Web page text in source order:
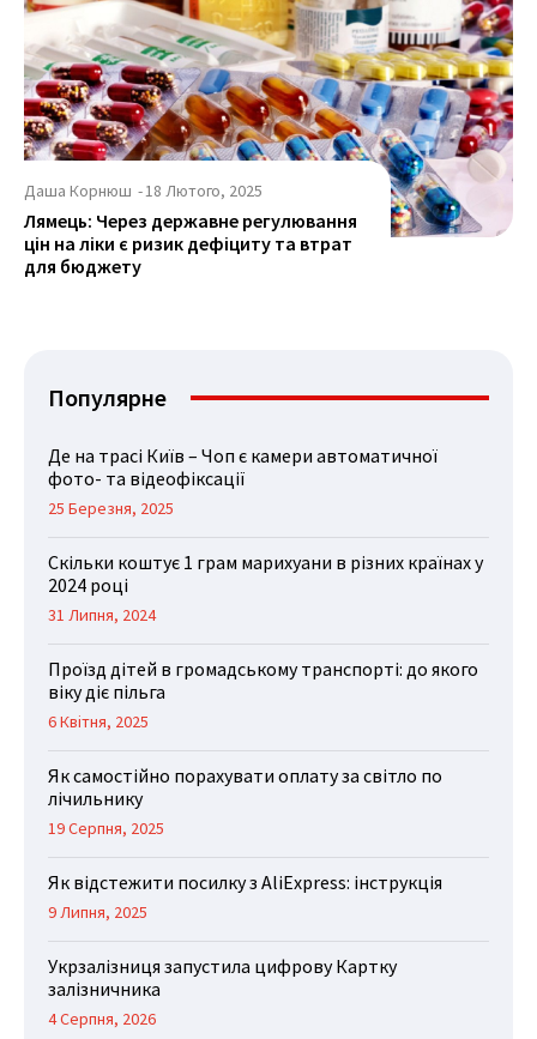
Даша Корнюш -18 Лютого, 2025
Лямець: Через державне регулювання
цін на ліки є ризик дефіциту та втрат
для бюджету
Популярне
Де на трасі Київ – Чоп є камери автоматичної
фото- та відеофіксації
25 Березня, 2025
Скільки коштує 1 грам марихуани в різних країнах у
2024 році
31 Липня, 2024
Проїзд дітей в громадському транспорті: до якого
віку діє пільга
6 Квітня, 2025
Як самостійно порахувати оплату за світло по
лічильнику
19 Серпня, 2025
Як відстежити посилку з AliExpress: інструкція
9 Липня, 2025
Укрзалізниця запустила цифрову Картку
залізничника
4 Серпня, 2026